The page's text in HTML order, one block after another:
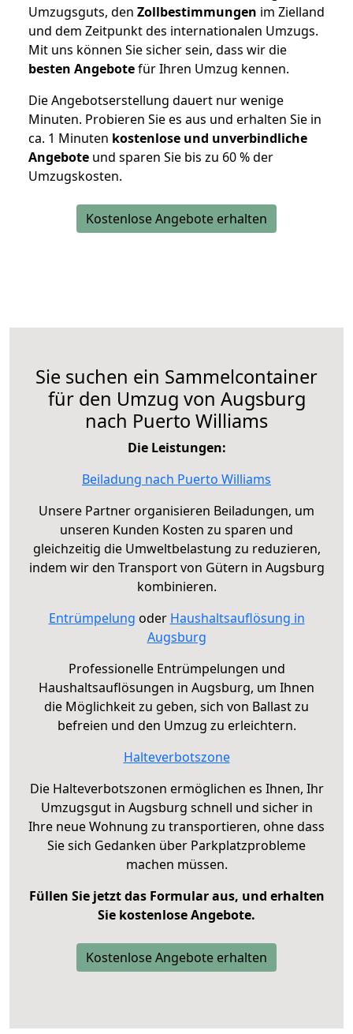
Umzugsguts, den Zollbestimmungen im Zielland
und dem Zeitpunkt des internationalen Umzugs.
Mit uns können Sie sicher sein, dass wir die
besten Angebotefür Ihren Umzug kennen.
Die Angebotserstellung dauert nur wenige
Minuten. Probieren Sie es aus und erhalten Sie in
ca. 1 Minuten kostenlose und unverbindliche
Angebote und sparen Sie bis zu 60 % der
Umzugskosten.
Kostenlose Angebote erhalten
Sie suchen ein Sammelcontainer
für den Umzug von Augsburg
nach Puerto Williams
Die Leistungen:
Beiladung nach Puerto Williams
Unsere Partner organisieren Beiladungen, um
unseren Kunden Kosten zu sparen und
gleichzeitig die Umweltbelastung zu reduzieren,
indem wir den Transport von Gütern in Augsburg
kombinieren.
Entrümpelung oder Haushaltsauflösung in
Augsburg
Professionelle Entrümpelungen und
Haushaltsauflösungen in Augsburg, um Ihnen
die Möglichkeit zu geben, sich von Ballast zu
befreien und den Umzug zu erleichtern.
Halteverbotszone
Die Halteverbotszonen ermöglichen es Ihnen, Ihr
Umzugsgut in Augsburg schnell und sicher in
Ihre neue Wohnung zu transportieren, ohne dass
Sie sich Gedanken über Parkplatzprobleme
machen müssen.
Füllen Sie jetzt das Formular aus, und erhalten
Sie kostenlose Angebote.
Kostenlose Angebote erhalten